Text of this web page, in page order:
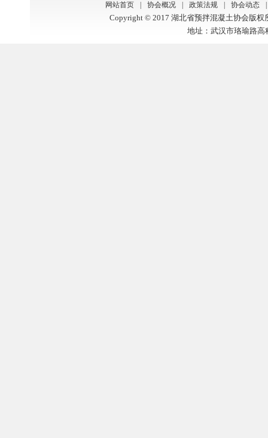
网站首页 协会概况 政策法规 协会动态
Copyright © 2017 湖北省预拌混凝土协会版权
地址：武汉市珞瑜路高